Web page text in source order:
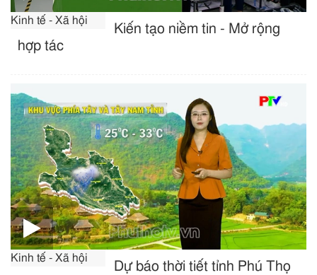
Kinh tế - Xã hội
Kiến tạo niềm tin - Mở rộng
hợp tác
Kinh tế - Xã hội
Dự báo thời tiết tỉnh Phú Thọ